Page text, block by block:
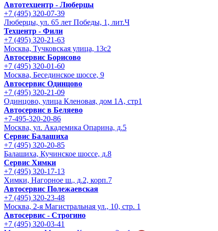
Автотехцентр - Люберцы
+7 (495) 320-07-39
Люберцы, ул. 65 лет Победы, 1, лит.Ч
Техцентр - Фили
+7 (495) 320-21-63
Москва, Тучковская улица, 13с2
Автосервис Борисово
+7 (495) 320-01-60
Москва, Бесединское шоссе, 9
Автосервис Одинцово
+7 (495) 320-21-09
Одинцово, улица Кленовая, дом 1А, стр1
Автосервис в Беляево
+7-495-320-20-86
Москва, ул. Академика Опарина, д.5
Сервис Балашиха
+7 (495) 320-20-85
Балашиха, Кучинское шоссе, д.8
Сервис Химки
+7 (495) 320-17-13
Химки, Нагорное ш., д.2, корп.7
Автосервис Полежаевская
+7 (495) 320-23-48
Москва, 2-я Магистральная ул., 10, стр. 1
Автосервис - Строгино
+7 (495) 320-03-41